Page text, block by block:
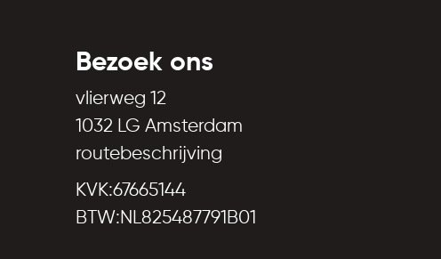
Bezoek ons
vlierweg 12
1032 LG Amsterdam
routebeschrijving
KVK:67665144
BTW:NL825487791B01